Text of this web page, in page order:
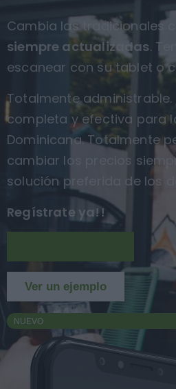
Cambia las tradicionales
siempre actualizadas.
escanear con su tablet o
Totalmente administrable.
completa y efectiva para
Dominicana. Totalmente
cambiar los precios
solución preferida de los
Regístrate ya!!
Ver un ejemplo
NUEVO